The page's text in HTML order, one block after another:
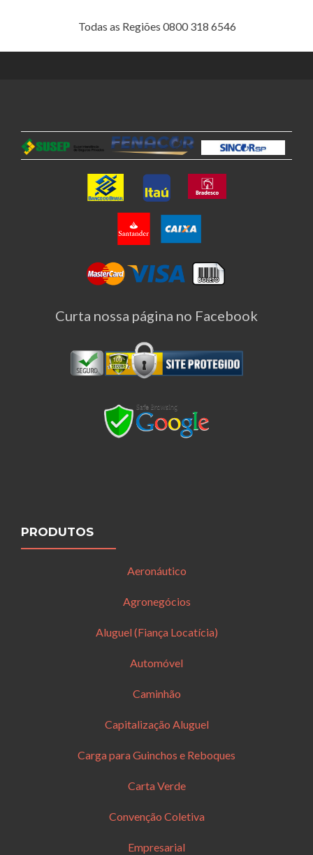
Todas as Regiões 0800 318 6546
Curta nossa página no Facebook
PRODUTOS
Aeronáutico
Agronegócios
Aluguel (Fiança Locatícia)
Automóvel
Caminhão
Capitalização Aluguel
Carga para Guinchos e Reboques
Carta Verde
Convenção Coletiva
Empresarial